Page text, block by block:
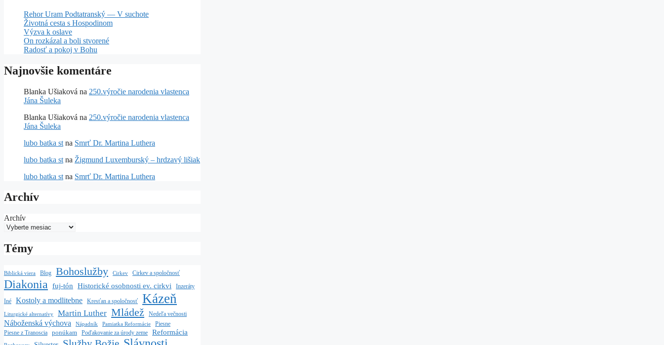
Rehor Uram Podtatranský — V suchote
Životná cesta s Hospodinom
Výzva k oslave
On rozkázal a boli stvorené
Radosť a pokoj v Bohu
Najnovšie komentáre
Blanka Ušiaková na 250.výročie narodenia vlastenca
Jána Šuleka
Blanka Ušiaková na 250.výročie narodenia vlastenca
Jána Šuleka
lubo batka st na Smrť Dr. Martina Luthera
lubo batka st na Žigmund Luxemburský – hrdzavý lišiak
lubo batka st na Smrť Dr. Martina Luthera
Archív
Archív
Témy
Biblická viera Blog Bohoslužby Cirkev Cirkev a spoločnosť
Diakonia fuj-tón Historické osobnosti ev. cirkvi Inzeráty
Iné Kostoly a modlitebne Kresťan a spoločnosť Kázeň
Liturgické alternatívy Martin Luther Mládež Nedeľa večnosti
Náboženská výchova Nápadník Pamiatka Reformácie
Piesne
Piesne z Tranoscia
ponúkam Poďakovanie za úrody zeme Reformácia